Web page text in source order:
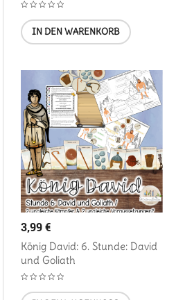
IN DEN WARENKORB
3,99€
König David: 6. Stunde: David
und Goliath